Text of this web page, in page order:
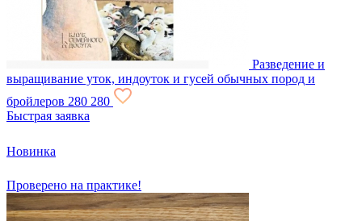
Разведение и
выращивание уток, индоуток и гусей обычных пород и
бройлеров 280 280
Быстрая заявка
Новинка
Проверено на практике!